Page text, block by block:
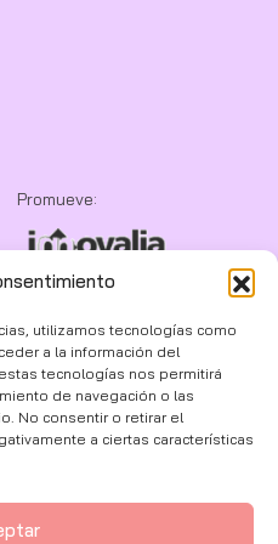
utilizamos tecnologías como
a la información del
tecnologías nos permitirá
de navegación o las
No consentir o retirar el
a ciertas características
Promueve: